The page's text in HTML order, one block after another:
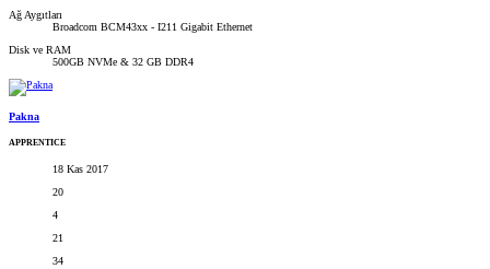
Ağ Aygıtları
Broadcom BCM43xx - I211 Gigabit Ethernet
Disk ve RAM
500GB NVMe & 32 GB DDR4
Pakna
APPRENTICE
18 Kas 2017
20
4
21
34